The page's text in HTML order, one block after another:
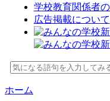
学校教育関係者
広告掲載について
ホーム